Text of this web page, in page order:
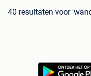
40 resultaten voor